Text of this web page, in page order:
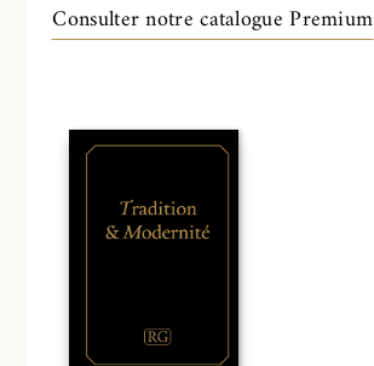
Consulter notre catalogue Premium